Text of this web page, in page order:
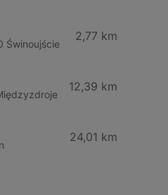
Świnoujście
2,77 km
12,39 km
24,01 km